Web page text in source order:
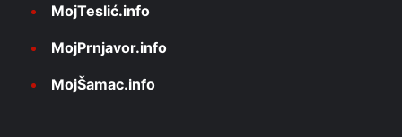
MojTeslić.info
MojPrnjavor.info
MojŠamac.info